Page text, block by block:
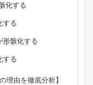
化する
する
形骸化する
する
理由を徹底分析】